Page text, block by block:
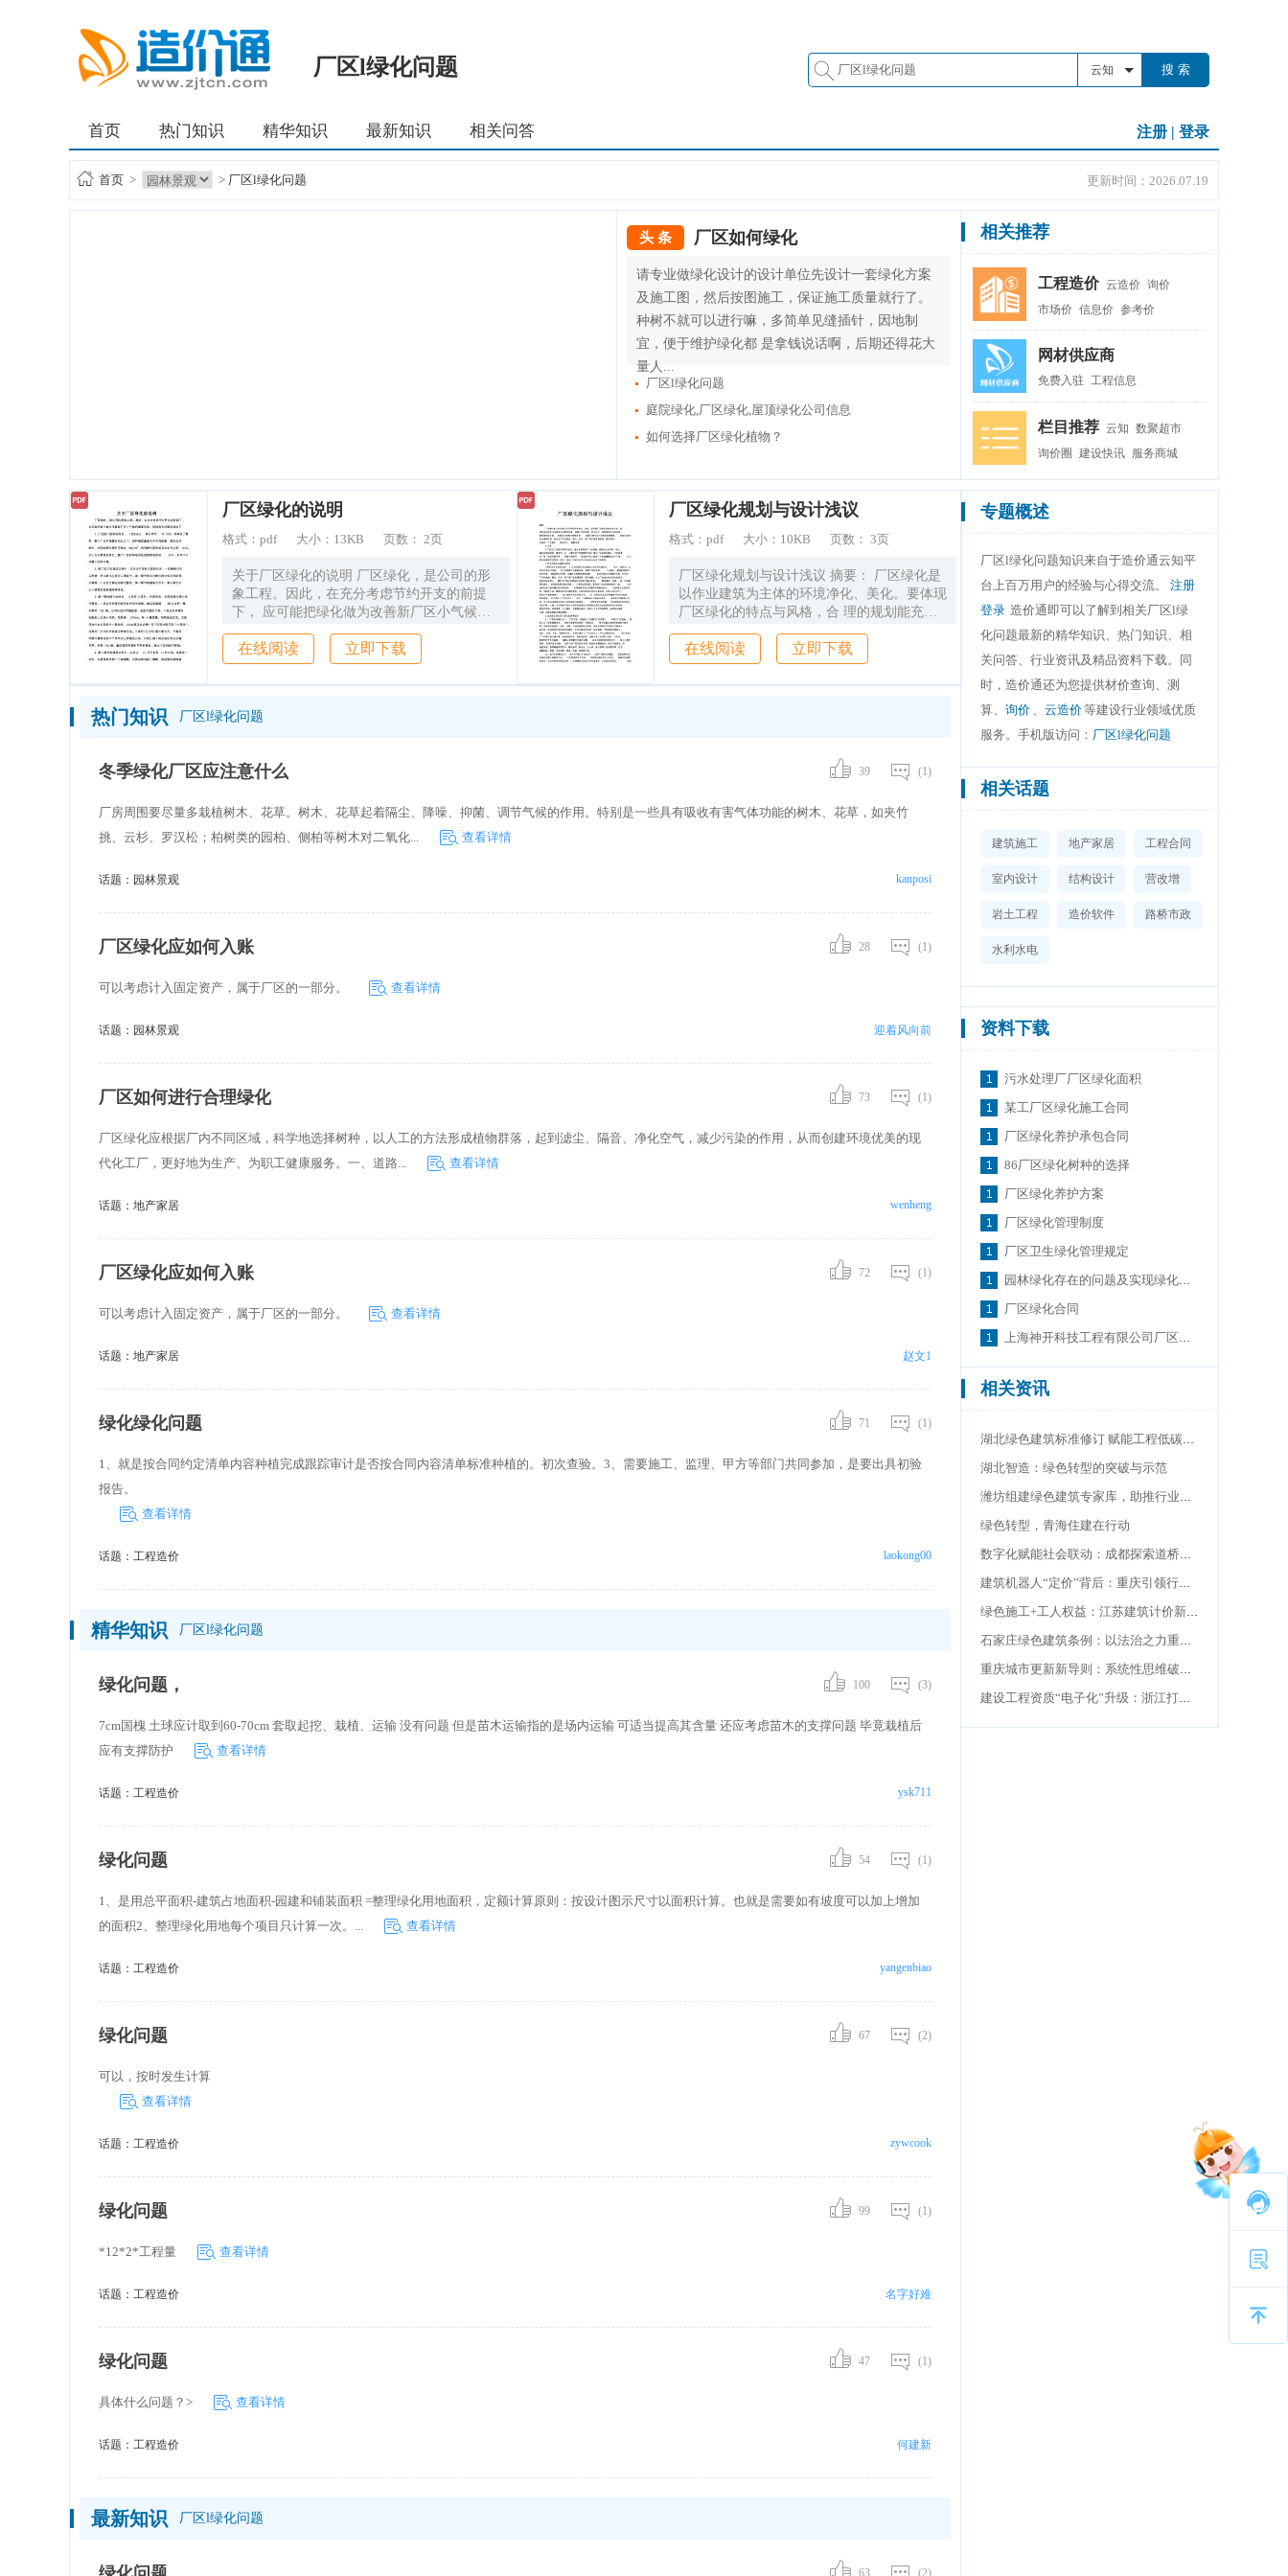
造价通
厂区l绿化问题 云知 搜 索
首页 热门知识 精华知识 最新知识 相关问答 注册 | 登录
首页 > > 厂区l绿化问题 更新时间：2026.07.19
头 条 厂区如何绿化
请专业做绿化设计的设计单位先设计一套绿化方案
及施工图，然后按图施工，保证施工质量就行了。
种树不就可以进行嘛，多简单见缝插针，因地制
宜，便于维护绿化都 是拿钱说话啊，后期还得花大
量人...
厂区l绿化问题
庭院绿化,厂区绿化,屋顶绿化公司信息
如何选择厂区绿化植物？
相关推荐
工程造价 云造价 询价
市场价 信息价 参考价
网材供应商
免费入驻 工程信息
栏目推荐 云知 数聚超市
询价圈
建设快讯 服务商城
厂区绿化的说明
格式： pdf 大小： 13KB 页数： 2页
关于厂区绿化的说明 厂区绿化，是公司的形
象工程。因此，在充分考虑节约开支的前提
下， 应可能把绿化做为改善新厂区小气候的
重要手段。现就有关问题说明如下： 1. 厂区
绿化面积现在为： 1508.8m2 ，绿化率为：
14.15%。如果到了夏 季，整个厂区将裸露在
烈日之下。如种植适量高大乔木和绿篱，增加
现有绿化面积的百分比将达到 20%。 加上办
厂区正在建设过程中，况且由于现在已是四月
三期进行。第一期为现有已绿化部分和对科研
楼、 公寓楼、门卫后灯箱处的绿化整改；第
二期为种植高大乔木；第三期为办 公大楼前
在线阅读 立即下载
厂区绿化规划与设计浅议
格式： pdf 大小： 10KB 页数： 3页
厂区绿化规划与设计浅议 摘要： 厂区绿化是
以作业建筑为主体的环境净化、美化。要体现
厂区绿化的特点与风格，合 理的规划能充分
发挥绿化的整体效果。根据厂区的规模、行业
特点，建筑格局所处的环境， 庭院使用的对
象， 布局的风格和环境等因素， 选择合理的
设计方案和植物配置， 表现出新时 代的精神
程中常常会排放、溢出各种有害于人体健康、
植物生长的气体、粉尘、 烟尘及其他物质，
厂区的绿化建设，不仅能美 化厂容，吸收有
企业的文明程度。 1 绿化规划时应遵循的原
在线阅读 立即下载
热门知识 厂区l绿化问题
冬季绿化厂区应注意什么 (1)
39
厂房周围要尽量多栽植树木、花草。树木、花草起着隔尘、降噪、抑菌、调节气候的作用。特别是一些具有吸收有害气体功能的树木、花草，如夹竹
挑、云杉、罗汉松；柏树类的园柏、侧柏等树木对二氧化...
查看详情
话题： 园林景观 kanposi
厂区绿化应如何入账 (1)
28
可以考虑计入固定资产，属于厂区的一部分。 查看详情
话题： 园林景观 迎着风向前
厂区如何进行合理绿化 (1)
73
厂区绿化应根据厂内不同区域，科学地选择树种，以人工的方法形成植物群落，起到滤尘、隔音、净化空气，减少污染的作用，从而创建环境优美的现
代化工厂，更好地为生产、为职工健康服务。一、道路...
查看详情
话题： 地产家居 wenheng
厂区绿化应如何入账 (1)
72
可以考虑计入固定资产，属于厂区的一部分。 查看详情
话题： 地产家居 赵文1
绿化绿化问题 (1)
71
1、就是按合同约定清单内容种植完成跟踪审计是否按合同内容清单标准种植的。初次查验。3、需要施工、监理、甲方等部门共同参加，是要出具初验
报告。
查看详情
话题： 工程造价 laokong00
精华知识 厂区l绿化问题
绿化问题， (3)
100
7cm国槐 土球应计取到60-70cm 套取起挖、栽植、运输 没有问题 但是苗木运输指的是场内运输 可适当提高其含量 还应考虑苗木的支撑问题 毕竟栽植后
应有支撑防护
查看详情
话题： 工程造价 ysk711
绿化问题 (1)
54
1、是用总平面积-建筑占地面积-园建和铺装面积 =整理绿化用地面积，定额计算原则：按设计图示尺寸以面积计算。也就是需要如有坡度可以加上增加
的面积2、整理绿化用地每个项目只计算一次。...
查看详情
话题： 工程造价 yangenbiao
绿化问题 (2)
67
可以，按时发生计算
查看详情
话题： 工程造价 zywcook
绿化问题 (1)
99
*12*2*工程量 查看详情
话题： 工程造价 名字好难
绿化问题 (1)
47
具体什么问题？> 查看详情
话题： 工程造价 何建新
最新知识 厂区l绿化问题
(2)
63
专题概述
厂区l绿化问题知识来自于造价通云知平
台上百万用户的经验与心得交流。 注册
登录 造价通即可以了解到相关厂区l绿
化问题最新的精华知识、热门知识、相
关问答、行业资讯及精品资料下载。同
时，造价通还为您提供材价查询、测
算、 询价 、 云造价等建设行业领域优质
服务。手机版访问： 厂区l绿化问题
相关话题
建筑施工 地产家居 工程合同
室内设计 结构设计 营改增
岩土工程 造价软件 路桥市政
水利水电
资料下载
污水处理厂厂区绿化面积
某工厂区绿化施工合同
厂区绿化养护承包合同
86厂区绿化树种的选择
厂区绿化养护方案
厂区绿化管理制度
厂区卫生绿化管理规定
园林绿化存在的问题及实现绿化效果的施工措施
厂区绿化合同
上海神开科技工程有限公司厂区绿化设计
相关资讯
湖北绿色建筑标准修订 赋能工程低碳建设
湖北智造：绿色转型的突破与示范
潍坊组建绿色建筑专家库，助推行业高质量发展
绿色转型，青海住建在行动
数字化赋能社会联动：成都探索道桥安全治理新路径
建筑机器人“定价”背后：重庆引领行业智能化转型
绿色施工+工人权益：江苏建筑计价新规双导向
石家庄绿色建筑条例：以法治之力重塑“好房子”标准
重庆城市更新新导则：系统性思维破解碎片化，打造山地城市升级范本
建设工程资质“电子化”升级：浙江打造政务服务新标杆